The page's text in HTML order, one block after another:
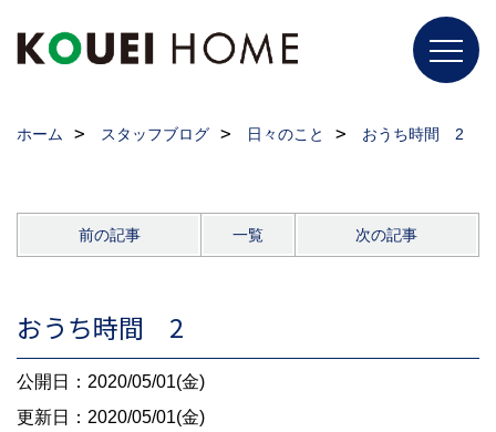
ホーム スタッフブログ 日々のこと おうち時間 2
前の記事 一覧 次の記事
おうち時間 2
公開日：2020/05/01(金)
更新日：2020/05/01(金)